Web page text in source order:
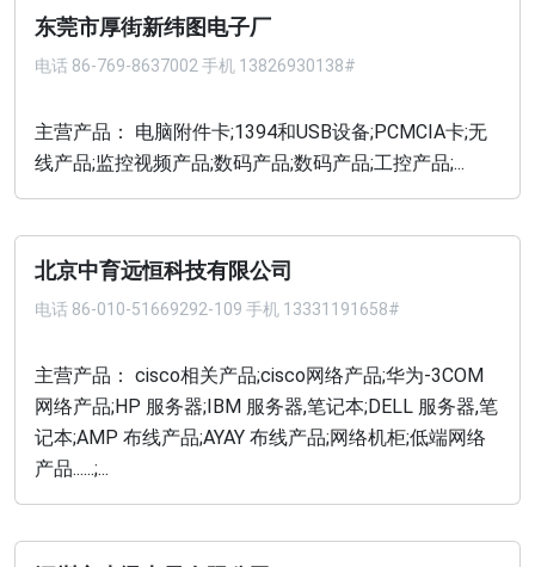
东莞市厚街新纬图电子厂
电话 86-769-8637002 手机 13826930138#
主营产品： 电脑附件卡;1394和USB设备;PCMCIA卡;无
线产品;监控视频产品;数码产品;数码产品;工控产品;...
北京中育远恒科技有限公司
电话 86-010-51669292-109 手机 13331191658#
主营产品： cisco相关产品;cisco网络产品;华为-3COM
网络产品;HP 服务器;IBM 服务器,笔记本;DELL 服务器,笔
记本;AMP 布线产品;AYAY 布线产品;网络机柜;低端网络
产品......;...